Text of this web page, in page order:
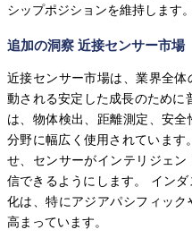
シップポジションを維持します。
追加の洞察 近接センサー市場
近接センサー市場は、業界全
動される安定した成長のために
は、物体検出、距離測定、安
分野に幅広く使用されています
せ、センサーがインテリジェ
信できるようにします。 イン
化は、特にアジアパシフィッ
高まっています。